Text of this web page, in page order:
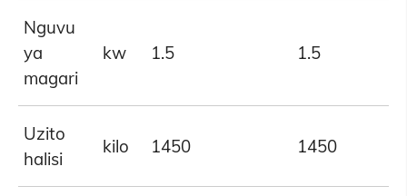
Nguvu
ya
magari
kw 1.5 1.5
Uzito
halisi
kilo 1450 1450